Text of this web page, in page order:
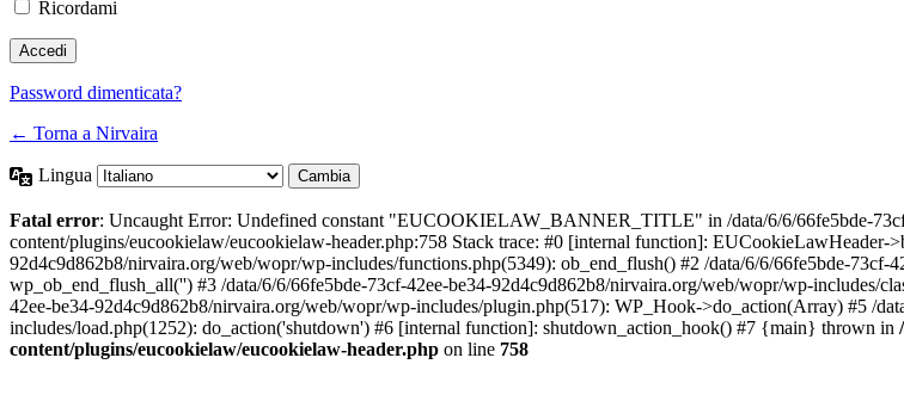
Ricordami
Password dimenticata?
← Torna a Nirvaira
Lingua
Fatal error: Uncaught Error: Undefined constant "EUCOOKIELAW_BANNER_TITLE" in /data/6/6/66fe5bde-
content/plugins/eucookielaw/eucookielaw-header.php:758 Stack trace: #0 [internal function]:
92d4c9d862b8/nirvaira.org/web/wopr/wp-includes/functions.php(5349): ob_end_flush() #2 /data/6/6/66fe5bde-
wp_ob_end_flush_all('') #3 /data/6/6/66fe5bde-73cf-42ee-be34-92d4c9d862b8/nirvaira.org/web/wopr/wp-
42ee-be34-92d4c9d862b8/nirvaira.org/web/wopr/wp-includes/plugin.php(517): WP_Hook->do_action(Array) #5 /
includes/load.php(1252): do_action('shutdown') #6 [internal function]: shutdown_action_hook() #7 {main} thrown in
content/plugins/eucookielaw/eucookielaw-header.php on line 758